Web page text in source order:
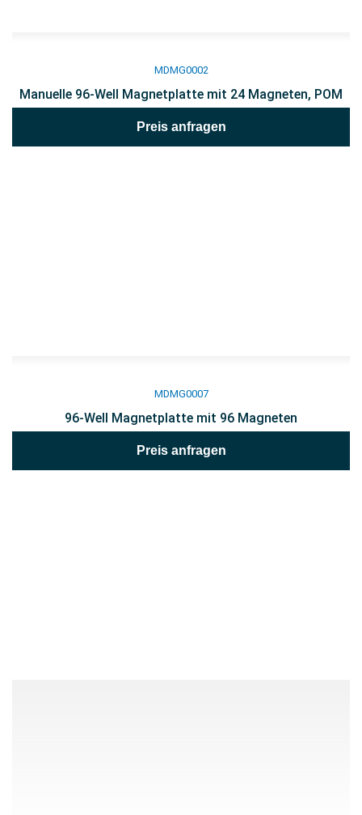
MDMG0002
Manuelle 96-Well Magnetplatte mit 24 Magneten, POM
Preis anfragen
MDMG0007
96-Well Magnetplatte mit 96 Magneten
Preis anfragen